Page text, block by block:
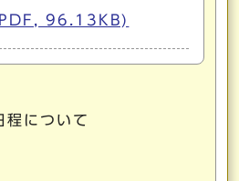
96.13KB)
程について